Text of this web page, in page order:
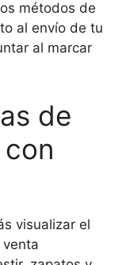
métodos de
al envío de tu
al marcar
de
visualizar el